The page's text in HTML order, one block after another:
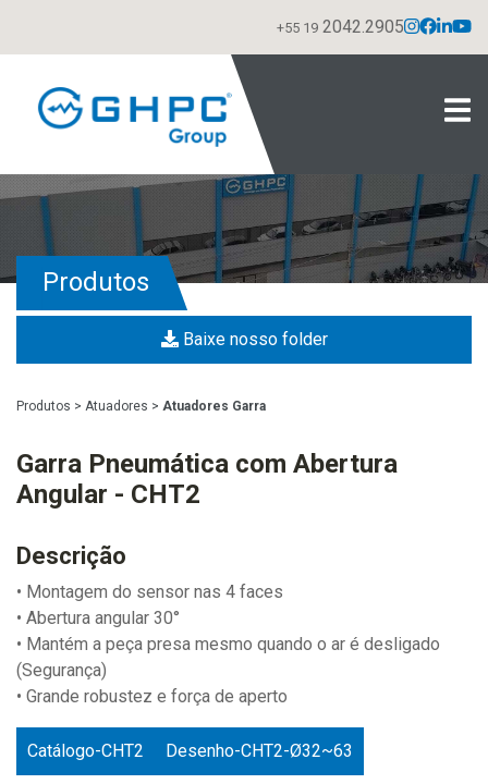
+55 19 2042.2905
Produtos
Baixe nosso folder
Produtos > Atuadores > Atuadores Garra
Garra Pneumática com Abertura
Angular - CHT2
Descrição
• Montagem do sensor nas 4 faces
• Abertura angular 30°
• Mantém a peça presa mesmo quando o ar é desligado
(Segurança)
• Grande robustez e força de aperto
Catálogo-CHT2 Desenho-CHT2-Ø32~63